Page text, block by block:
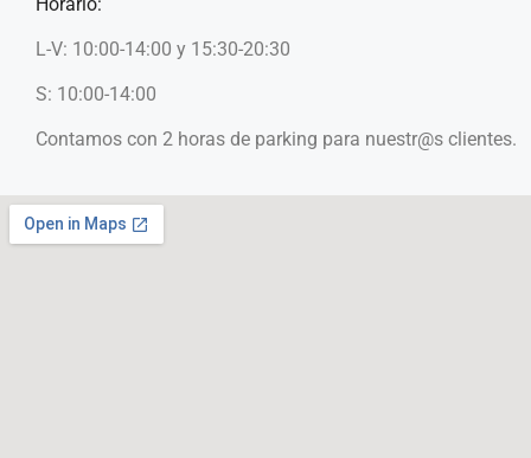
L-V: 10:00-14:00 y 15:30-20:30
S: 10:00-14:00
Contamos con 2 horas de parking para nuestr@s clientes.